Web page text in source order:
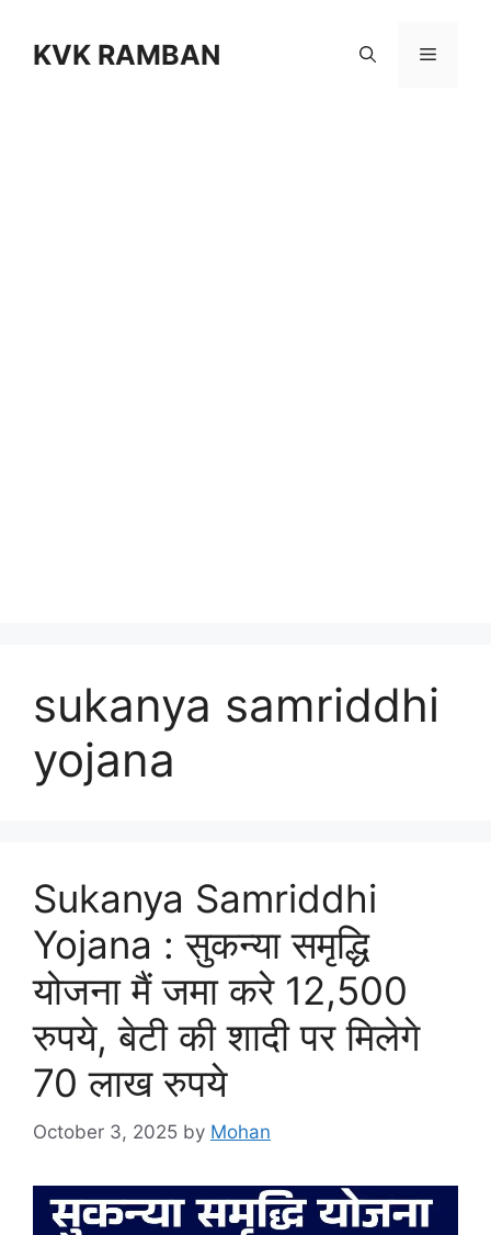
contentKVK RAMBAN Menu
sukanya samriddhi
yojana
Sukanya Samriddhi
Yojana : सुकन्या समृद्धि
योजना मैं जमा करे 12,500
रुपये, बेटी की शादी पर मिलेगे
70 लाख रुपये
October 3, 2025 by Mohan